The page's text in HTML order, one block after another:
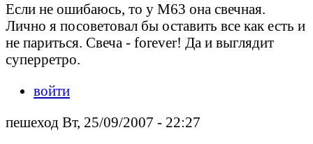
Если не ошибаюсь, то у М63 она свечная.
Лично я посоветовал бы оставить все как есть и
не париться. Свеча - forever! Да и выглядит
суперретро.
войти
пешеход Вт, 25/09/2007 - 22:27